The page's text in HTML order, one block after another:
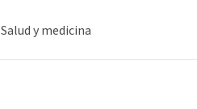
Salud y medicina